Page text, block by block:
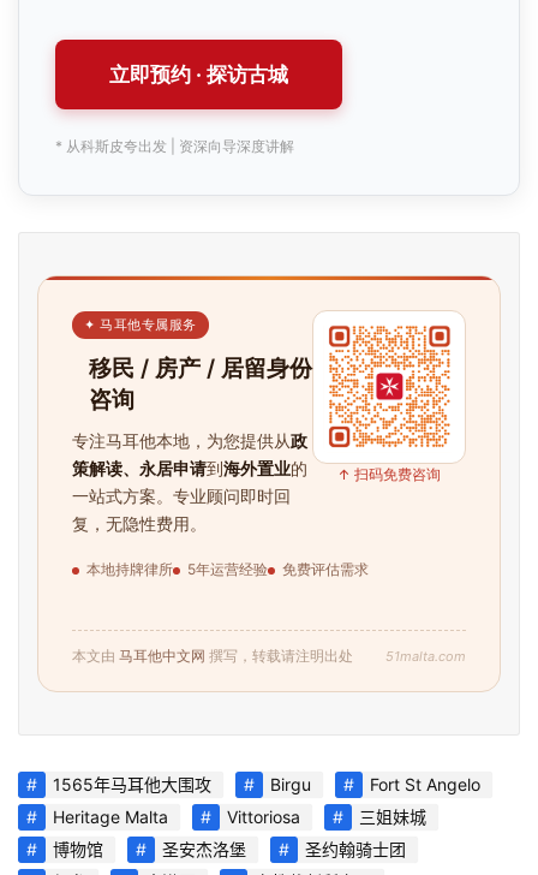
立即预约 · 探访古城
* 从科斯皮夸出发 | 资深向导深度讲解
✦ 马耳他专属服务
移民 / 房产 / 居留身份
咨询
专注马耳他本地，为您提供从政
策解读、永居申请到海外置业的
一站式方案。专业顾问即时回
复，无隐性费用。
本地持牌律所 5年运营经验 免费评估需求
↑ 扫码免费咨询
本文由 马耳他中文网 撰写，转载请注明出处 51malta.com
1565年马耳他大围攻 Birgu
Fort St Angelo
Heritage Malta
Vittoriosa
三姐妹城
博物馆
圣安杰洛堡
圣约翰骑士团